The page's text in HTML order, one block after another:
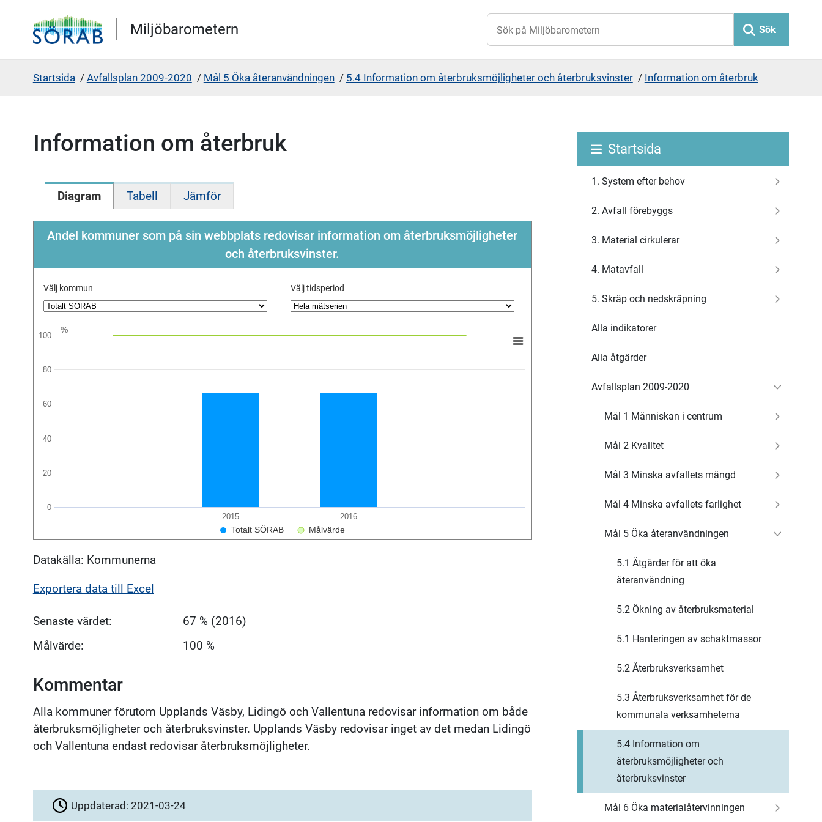
Miljöbarometern Sök
Startsida / Avfallsplan 2009-2020 / Mål 5 Öka återanvändningen / 5.4 Information om återbruksmöjligheter och återbruksvinster / Information om återbruk
Information om återbruk
Diagram Tabell Jämför
Andel kommuner som på sin webbplats redovisar information om återbruksmöjligheter
och återbruksvinster.
Välj kommun Välj tidsperiod
%
Totalt SÖRAB Målvärde
2015 2016
0
20
40
60
80
100
Datakälla: Kommunerna
Exportera data till Excel
Senaste värdet:
67 % (2016)
Målvärde:
100 %
Kommentar
Alla kommuner förutom Upplands Väsby, Lidingö och Vallentuna redovisar information om både
återbruksmöjligheter och återbruksvinster. Upplands Väsby redovisar inget av det medan Lidingö
och Vallentuna endast redovisar återbruksmöjligheter.
Uppdaterad:2021-03-24
Startsida
1. System efter behov
2. Avfall förebyggs
3. Material cirkulerar
4. Matavfall
5. Skräp och nedskräpning
Alla indikatorer
Alla åtgärder
Avfallsplan 2009-2020
Mål 1 Människan i centrum
Mål 2 Kvalitet
Mål 3 Minska avfallets mängd
Mål 4 Minska avfallets farlighet
Mål 5 Öka återanvändningen
5.1 Åtgärder för att öka
återanvändning
5.2 Ökning av återbruksmaterial
5.1 Hanteringen av schaktmassor
5.2 Återbruksverksamhet
5.3 Återbruksverksamhet för de
kommunala verksamheterna
5.4 Information om
återbruksmöjligheter och
återbruksvinster
Mål 6 Öka materialåtervinningen